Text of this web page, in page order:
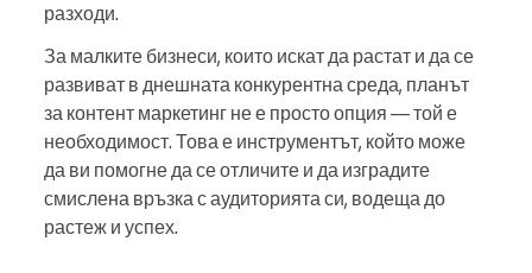
разходи.
За малките бизнеси, които искат да растат и да се
развиват в днешната конкурентна среда, планът
за контент маркетинг не е просто опция — той е
необходимост. Това е инструментът, който може
да ви помогне да се отличите и да изградите
смислена връзка с аудиторията си, водеща до
растеж и успех.